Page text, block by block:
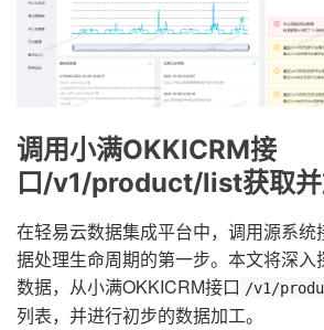
调用小满OKKICRM接
口/v1/product/list获取并
在轻易云数据集成平台中，调用源系
据处理生命周期的第一步。本文将深
数据，从小满OKKICRM接口 /v1/
列表，并进行初步的数据加工。